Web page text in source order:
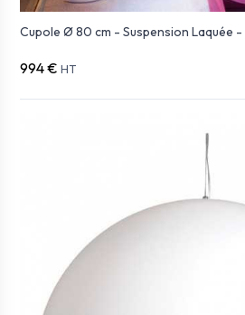
Cupole Ø 80 cm - Suspension Laquée -
994 € HT